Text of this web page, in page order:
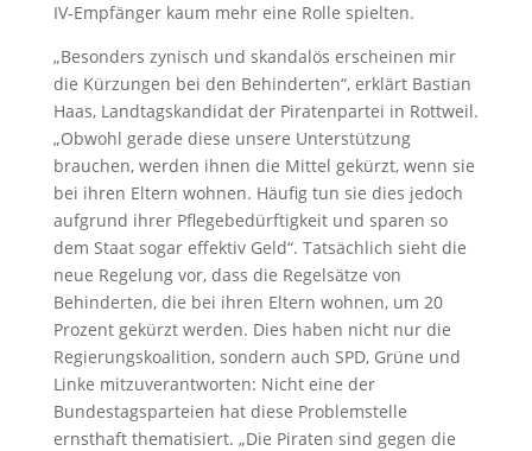
IV-Empfänger kaum mehr eine Rolle spielten.
„Besonders zynisch und skandalös erscheinen mir
die Kürzungen bei den Behinderten“, erklärt Bastian
Haas, Landtagskandidat der Piratenpartei in Rottweil.
„Obwohl gerade diese unsere Unterstützung
brauchen, werden ihnen die Mittel gekürzt, wenn sie
bei ihren Eltern wohnen. Häufig tun sie dies jedoch
aufgrund ihrer Pflegebedürftigkeit und sparen so
dem Staat sogar effektiv Geld“. Tatsächlich sieht die
neue Regelung vor, dass die Regelsätze von
Behinderten, die bei ihren Eltern wohnen, um 20
Prozent gekürzt werden. Dies haben nicht nur die
Regierungskoalition, sondern auch SPD, Grüne und
Linke mitzuverantworten: Nicht eine der
Bundestagsparteien hat diese Problemstelle
ernsthaft thematisiert. „Die Piraten sind gegen die